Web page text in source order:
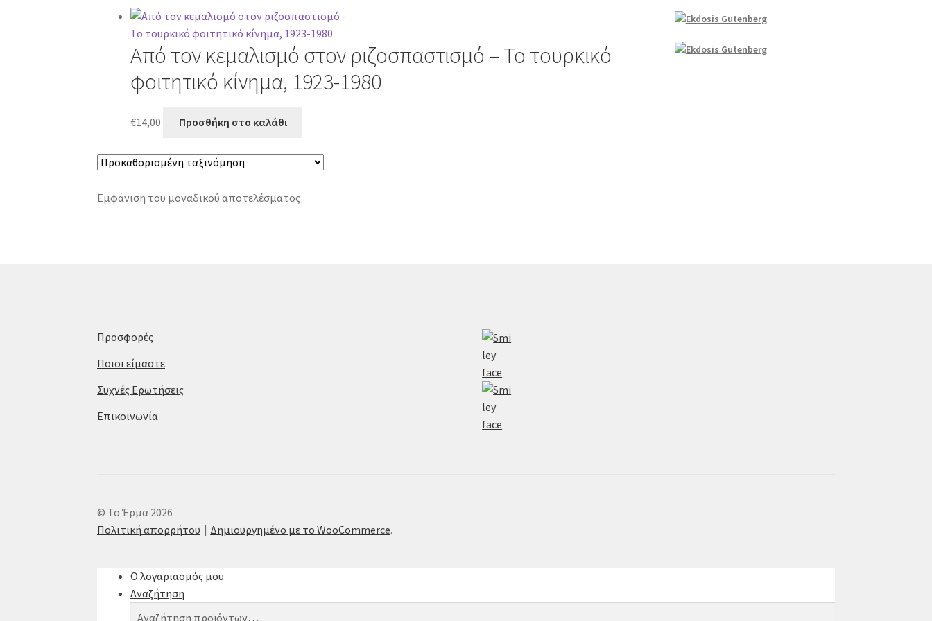
Από τον κεμαλισμό στον ριζοσπαστισμό – Το τουρκικό
φοιτητικό κίνημα, 1923-1980
€14,00 Προσθήκη στο καλάθι
Εμφάνιση του μοναδικού αποτελέσματος
Προσφορές
Ποιοι είμαστε
Συχνές Ερωτήσεις
Επικοινωνία
© Το Έρμα 2026
Πολιτική απορρήτου
Δημιουργημένο με το WooCommerce.
Ο λογαριασμός μου
Αναζήτηση
Αναζήτηση
Αναζήτηση